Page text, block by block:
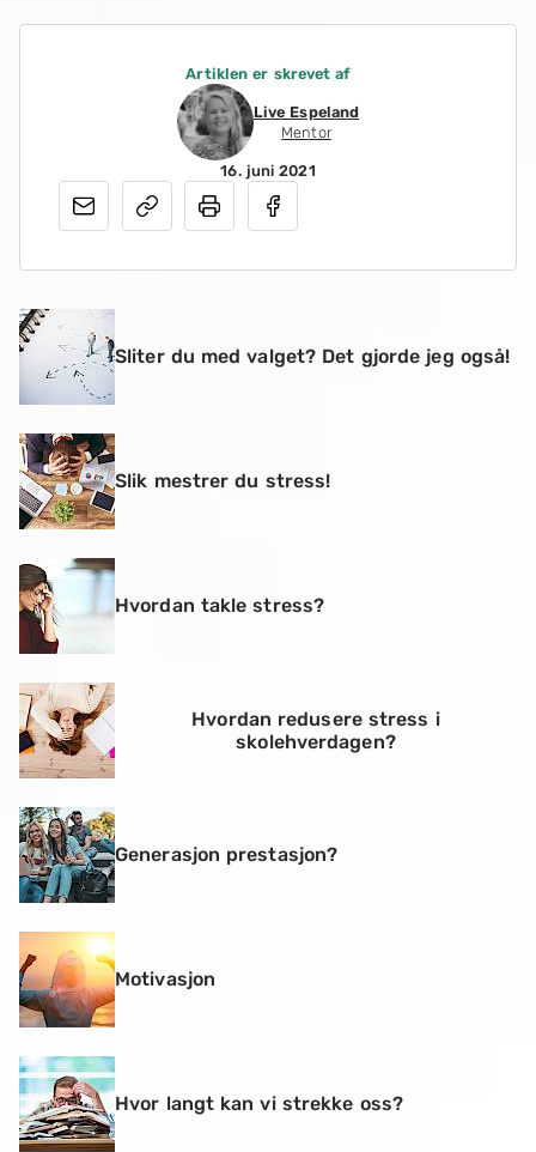
Artiklen er skrevet af
Live Espeland
Mentor
16. juni 2021
Sliter du med valget? Det gjorde jeg også!
Slik mestrer du stress!
Hvordan takle stress?
Hvordan redusere stress i
skolehverdagen?
Generasjon prestasjon?
Motivasjon
Hvor langt kan vi strekke oss?